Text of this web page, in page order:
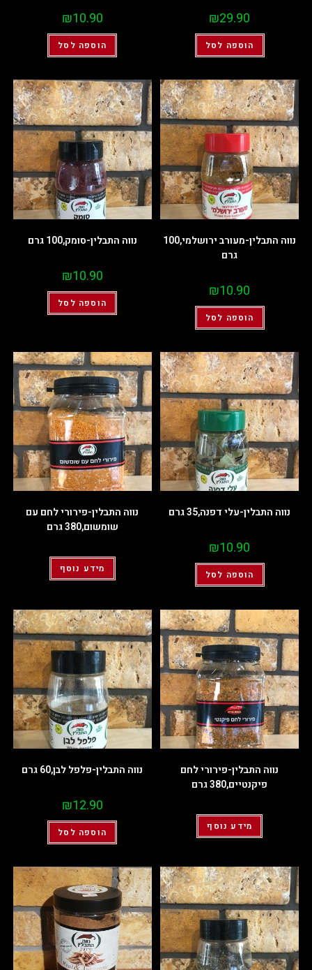
₪29.90
הוספה לסל
₪10.90
הוספה לסל
נווה התבלין-מעורב ירושלמי,100
גרם
₪10.90
הוספה לסל
נווה התבלין-סומק,100 גרם
₪10.90
הוספה לסל
נווה התבלין-עלי דפנה,35 גרם
₪10.90
הוספה לסל
נווה התבלין-פירורי לחם עם
שומשום,380 גרם
מידע נוסף
נווה התבלין-פירורי לחם
פיקנטיים,380 גרם
מידע נוסף
נווה התבלין-פלפל לבן,60 גרם
₪12.90
הוספה לסל